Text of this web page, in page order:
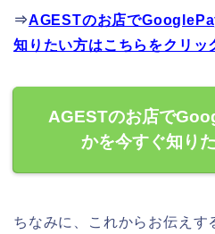
⇒AGESTのお店で
知りたい方はこちらをクリッ
AGESTのお店で
かを今すぐ知り
ちなみに、これからお伝えす